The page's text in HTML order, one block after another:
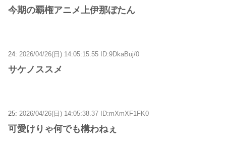
今期の覇権アニメ上伊那ぼたん
24: 2026/04/26(日) 14:05:15.55 ID:9DkaBuj/0
サケノススメ
25: 2026/04/26(日) 14:05:38.37 ID:mXmXF1FK0
可愛けりゃ何でも構わねぇ